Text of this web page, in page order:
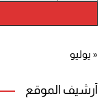
« يوليو
أرشيف الموقع